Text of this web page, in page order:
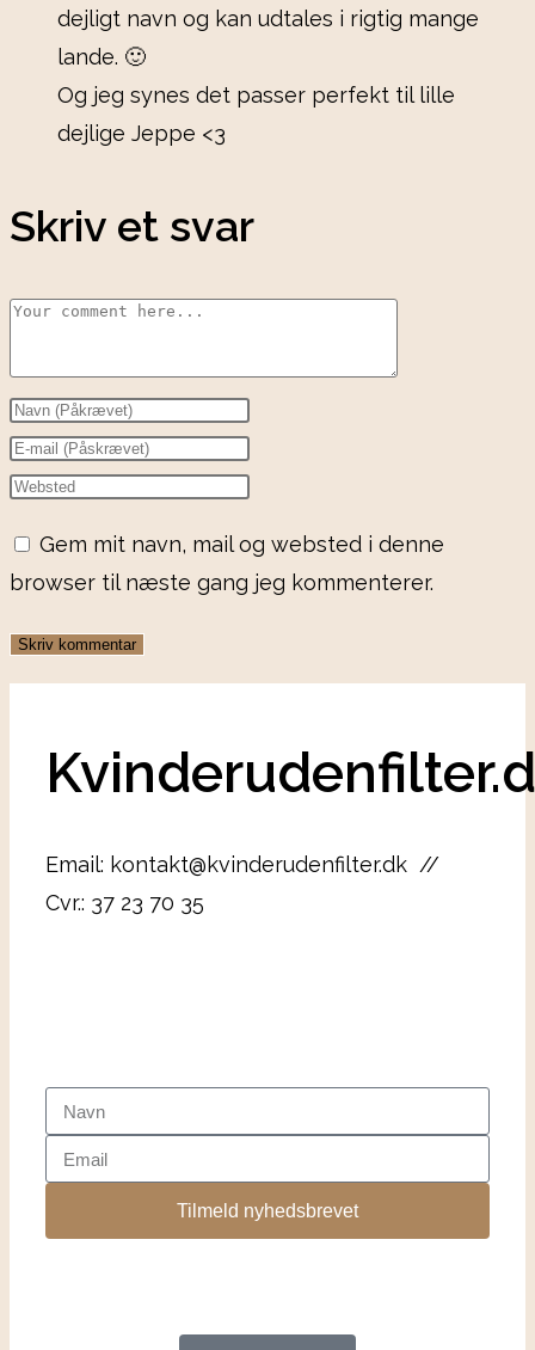
dejligt navn og kan udtales i rigtig mange
lande. 🙂
Og jeg synes det passer perfekt til lille
dejlige Jeppe <3
Skriv et svar
Gem mit navn, mail og websted i denne
browser til næste gang jeg kommenterer.
Email: kontakt@kvinderudenfilter.dk //
Cvr.: 37 23 70 35
Tilmeld nyhedsbrevet